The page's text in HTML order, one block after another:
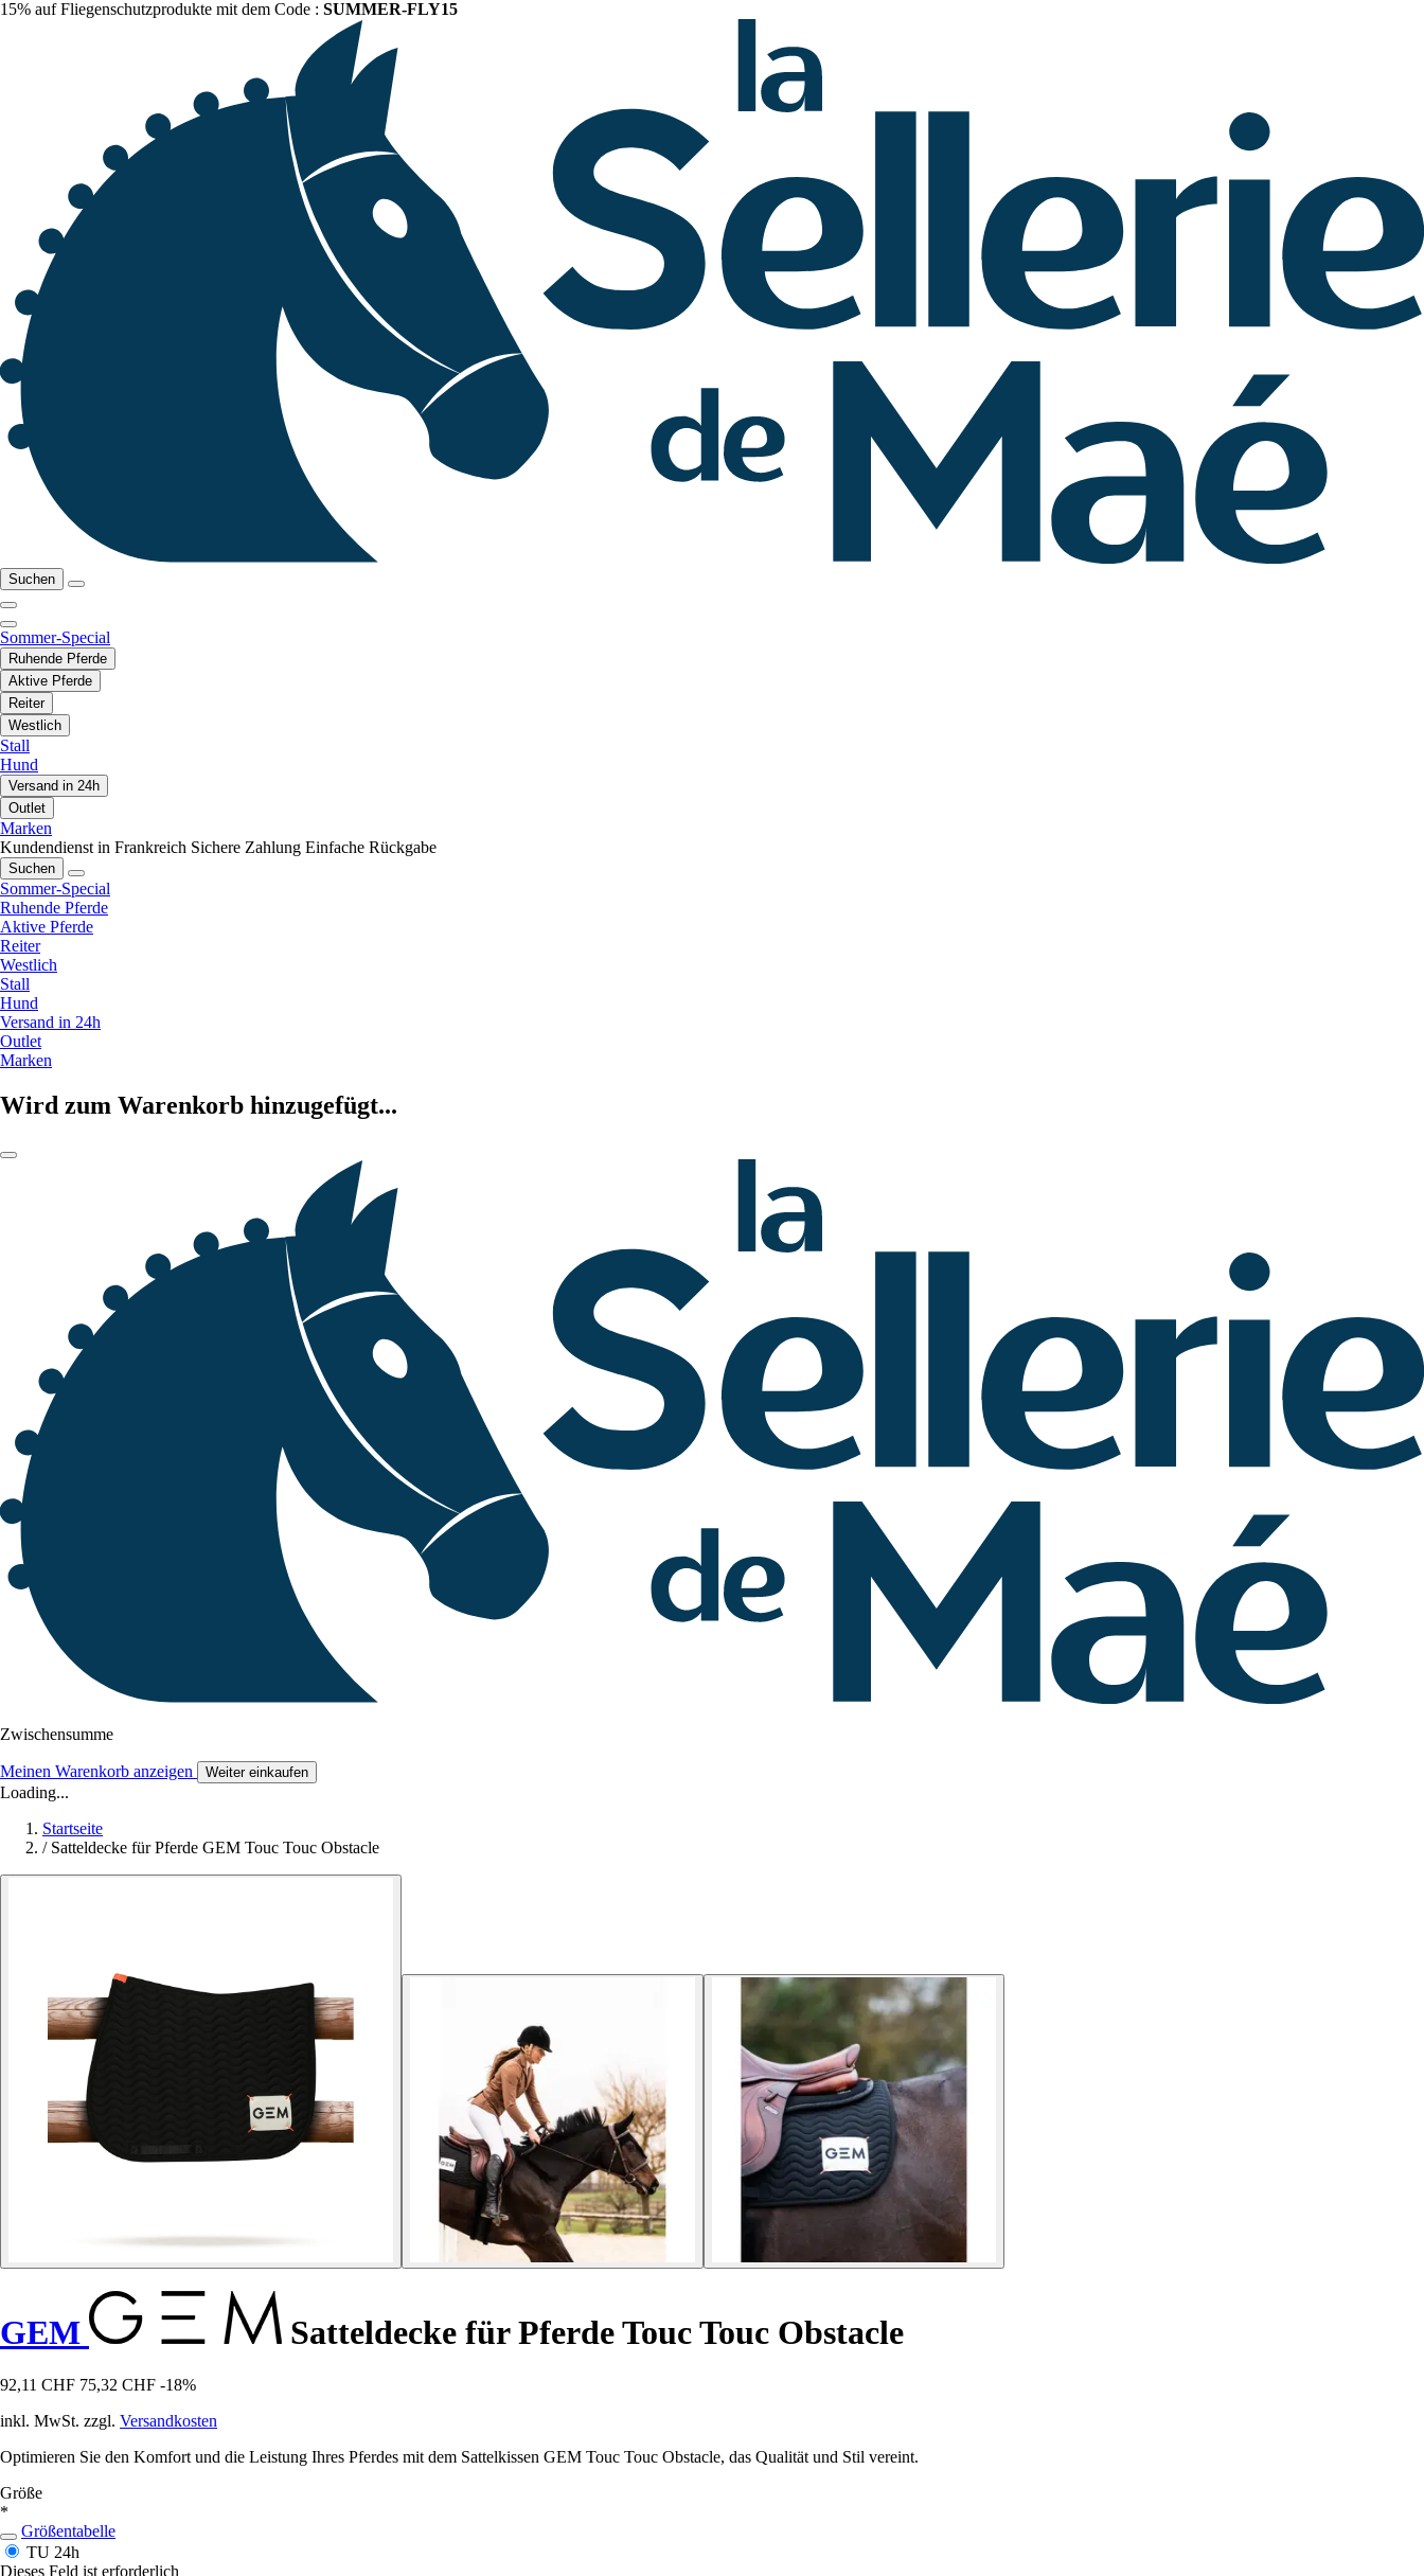
15% auf Fliegenschutzprodukte mit dem Code : SUMMER-FLY15
Suchen
Sommer-Special
Ruhende Pferde
Aktive Pferde
Reiter
Westlich
Stall
Hund
Versand in 24h
Outlet
Marken
Kundendienst in Frankreich Sichere Zahlung Einfache Rückgabe
Suchen
Sommer-Special
Ruhende Pferde
Aktive Pferde
Reiter
Westlich
Stall
Hund
Versand in 24h
Outlet
Marken
Wird zum Warenkorb hinzugefügt...
Zwischensumme
Meinen Warenkorb anzeigen Weiter einkaufen
Loading...
Startseite
/ Satteldecke für Pferde GEM Touc Touc Obstacle
GEM Satteldecke für Pferde Touc Touc Obstacle
92,11 CHF 75,32 CHF -18%
inkl. MwSt. zzgl. Versandkosten
Optimieren Sie den Komfort und die Leistung Ihres Pferdes mit dem Sattelkissen GEM Touc Touc Obstacle, das Qualität und Stil vereint.
Größe
*
Größentabelle
TU 24h
Dieses Feld ist erforderlich